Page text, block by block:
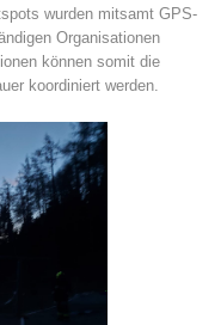
wurden mitsamt GPS-
Organisationen
können somit die
koordiniert werden.